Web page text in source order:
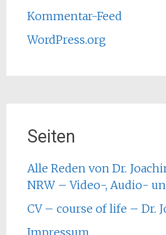
Kommentar-Feed
WordPress.org
Seiten
Alle Reden von Dr.
NRW – Video-, Audio-
CV – course of life – Dr.
Impressum